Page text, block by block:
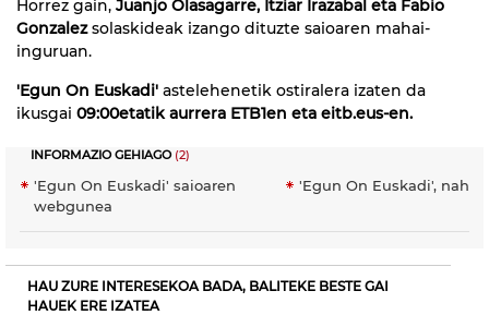
Horrez gain, Juanjo Olasagarre, Itziar Irazabal eta Fabio
Gonzalezsolaskideak izango dituzte saioaren mahai-
inguruan.
'Egun On Euskadi' astelehenetik ostiralera izaten da
ikusgai 09:00etatik aurrera ETB1en eta eitb.eus-en.
INFORMAZIO GEHIAGO(2)
'Egun On Euskadi' saioaren
webgunea
'Egun On Euskadi',
HAU ZURE INTERESEKOA BADA, BALITEKE BESTE GAI
HAUEK ERE IZATEA